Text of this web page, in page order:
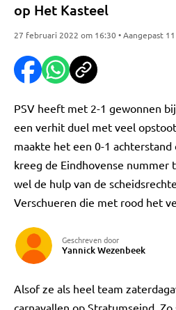
op Het Kasteel
27 februari 2022 om 16:30 • Aangepast
PSV heeft met 2-1 gewonnen
een verhit duel met veel
maakte het een 0-1 achterstand
kreeg de Eindhovense nummer
wel de hulp van de
Verschueren die met rood het
Geschreven door
Yannick Wezenbeek
Alsof ze als heel team
carnavallen op Stratumseind.